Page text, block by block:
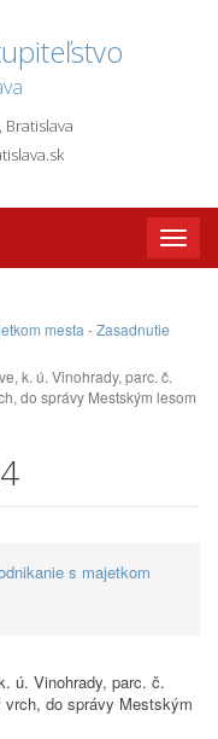
Toggle
mesta - Zasadnutie
k. ú. Vinohrady, parc. č.
do správy Mestským lesom
s majetkom
ú. Vinohrady, parc. č.
do správy Mestským